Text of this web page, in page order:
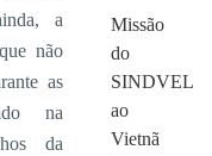
a
não
as
na
da
Missão
do
SINDVEL
ao
Vietnã